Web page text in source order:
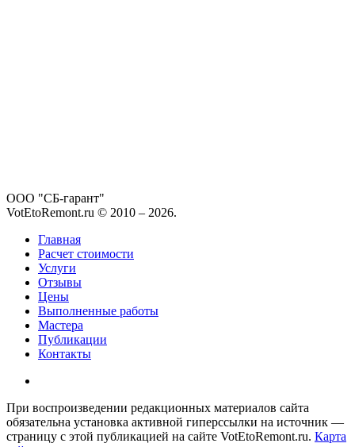
ООО "СБ-гарант"
VotEtoRemont.ru © 2010 – 2026.
Главная
Расчет стоимости
Услуги
Отзывы
Цены
Выполненные работы
Мастера
Публикации
Контакты
При воспроизведении редакционных материалов сайта
обязательна установка активной гиперссылки на источник —
страницу с этой публикацией на сайте VotEtoRemont.ru. Карта